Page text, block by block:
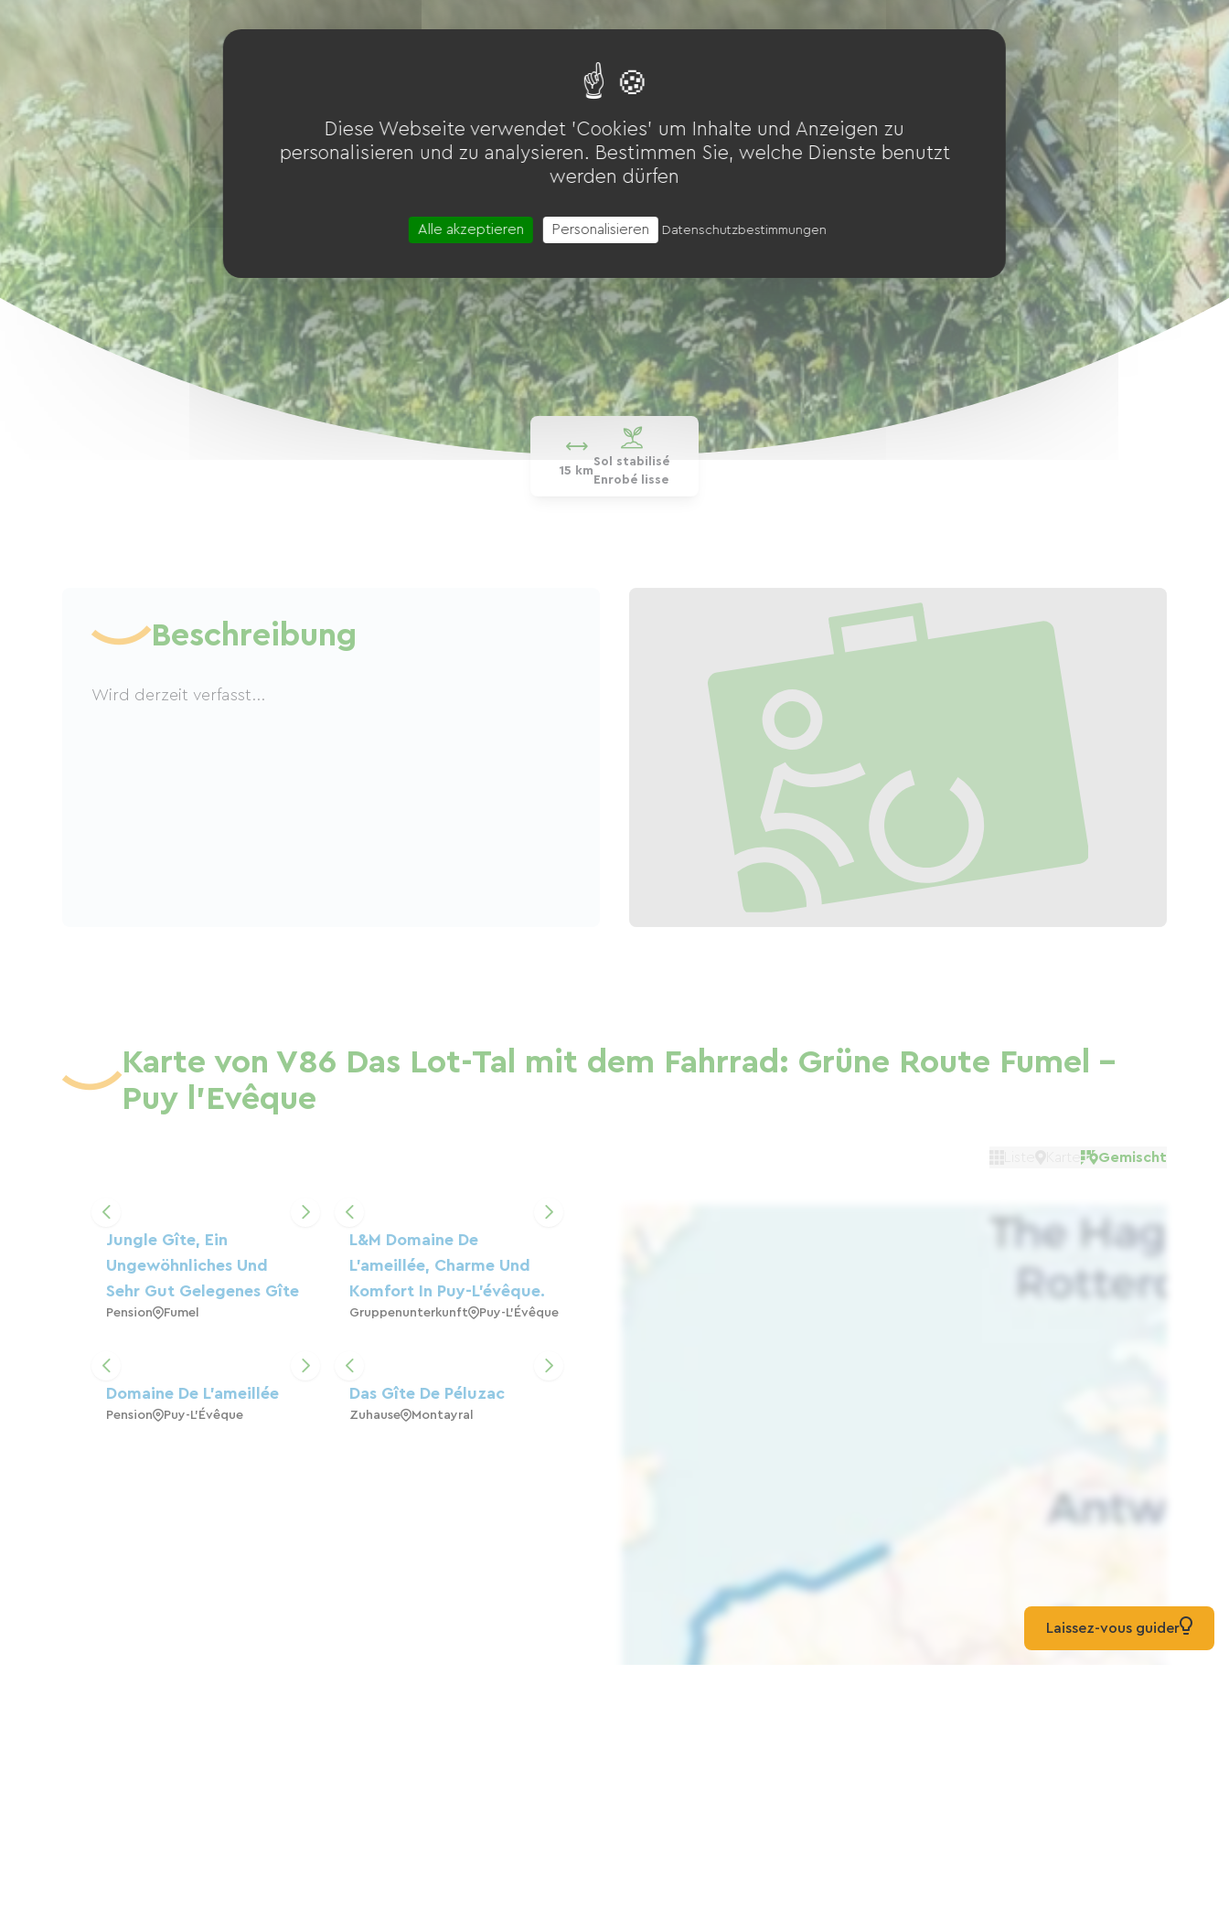
15 km
Sol stabilisé
Enrobé lisse
Beschreibung
Wird derzeit verfasst...
Karte von V86 Das Lot-Tal mit dem Fahrrad: Grüne Route Fumel -
Puy l'Evêque
Gemischt
Jungle Gîte, Ein
Ungewöhnliches Und
Sehr Gut Gelegenes Gîte
Pension Fumel
L&M Domaine De
L'ameillée, Charme Und
Komfort In Puy-L'évêque.
Gruppenunterkunft Puy-L'Évêque
Domaine De L'ameillée
Pension Puy-L'Évêque
Das Gîte De Péluzac
Zuhause Montayral
Laissez-vous guider
Diese Webseite verwendet 'Cookies' um Inhalte und Anzeigen zu
personalisieren und zu analysieren. Bestimmen Sie, welche Dienste benutzt
werden dürfen
Alle akzeptieren Personalisieren Datenschutzbestimmungen